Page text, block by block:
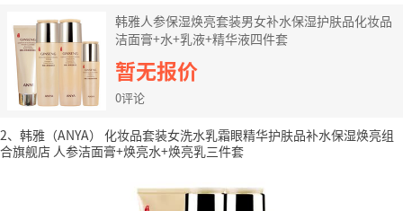
韩雅人参保湿焕亮套装男女补水保湿护肤品化妆品
洁面膏+水+乳液+精华液四件套
暂无报价
0评论
2、韩雅（ANYA） 化妆品套装女洗水乳霜眼精华护肤品补水保湿焕亮组
合旗舰店 人参洁面膏+焕亮水+焕亮乳三件套